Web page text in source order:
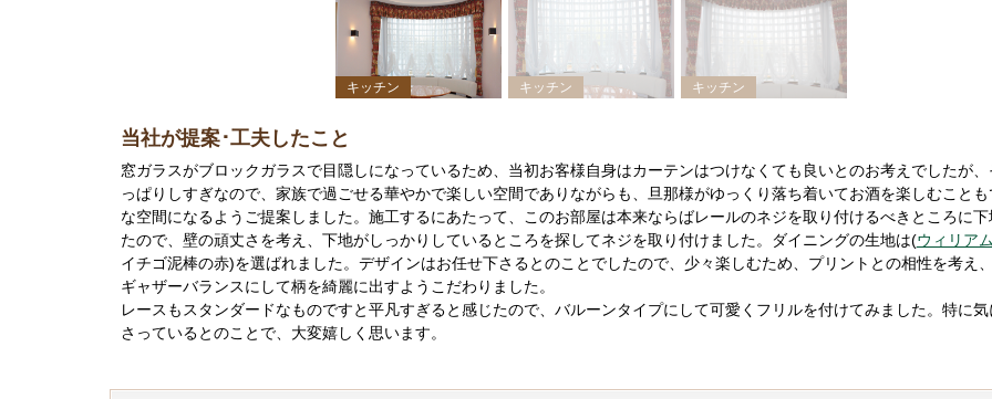
キッチン キッチン キッチン
当社が提案･工夫したこと
窓ガラスがブロックガラスで目隠しになっているため、当初お客様自身はカーテンはつけなくても良いとのお考えでしたが、
っぱりしすぎなので、家族で過ごせる華やかで楽しい空間でありながらも、旦那様がゆっくり落ち着いてお酒を楽しむことも
な空間になるようご提案しました。施工するにあたって、このお部屋は本来ならばレールのネジを取り付けるべきところに下
たので、壁の頑丈さを考え、下地がしっかりしているところを探してネジを取り付けました。ダイニングの生地は(ウィリア
イチゴ泥棒の赤)を選ばれました。デザインはお任せ下さるとのことでしたので、少々楽しむため、プリントとの相性を考え
ギャザーバランスにして柄を綺麗に出すようこだわりました。
レースもスタンダードなものですと平凡すぎると感じたので、バルーンタイプにして可愛くフリルを付けてみました。特に
さっているとのことで、大変嬉しく思います。